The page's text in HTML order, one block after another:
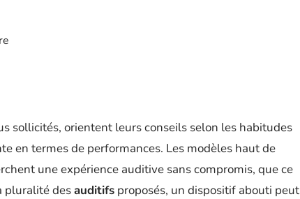
sollicités, orientent leurs conseils selon les habitudes
en termes de performances. Les modèles haut de
une expérience auditive sans compromis, que ce
pluralité desauditifs proposés, un dispositif abouti peut